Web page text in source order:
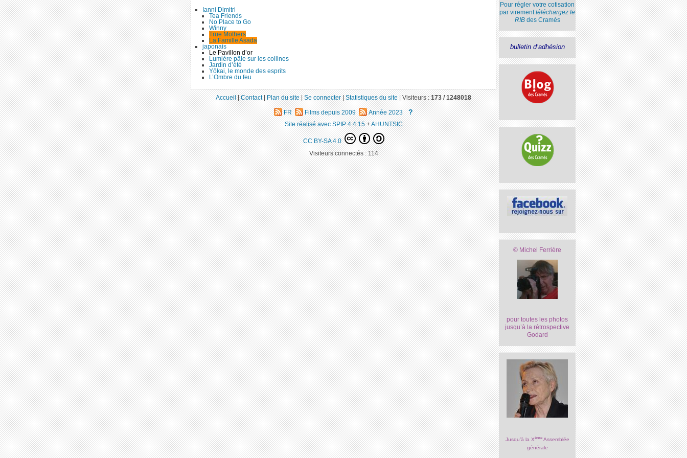
Ianni Dimitri
Tea Friends
No Place to Go
Winny
True Mothers
La Famille Asada
japonais
Le Pavillon d’or
Lumière pâle sur les collines
Jardin d’été
Yōkai, le monde des esprits
L’Ombre du feu
Pour régler votre cotisation
par virementtéléchargez le
RIBdes Cramés
bulletin d’adhésion
© Michel Ferrière
pour toutes les photos
jusqu’à la rétrospective
Godard
Jusqu’à la XèmeAssemblée
générale
Accueil|Contact|Plan du site|Se connecter|Statistiques du site|Visiteurs :173 / 1248018
FR Films depuis 2009 Année 2023 ?
Site réalisé avec SPIP 4.4.15+AHUNTSIC
CC BY-SA 4.0
Visiteurs connectés :114